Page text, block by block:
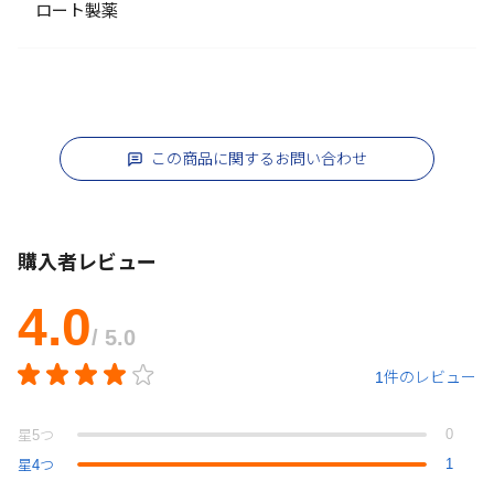
ロート製薬
この商品に関するお問い合わせ
購入者レビュー
4.0/ 5.0
1件のレビュー
星 5つ
0
星4つ
1